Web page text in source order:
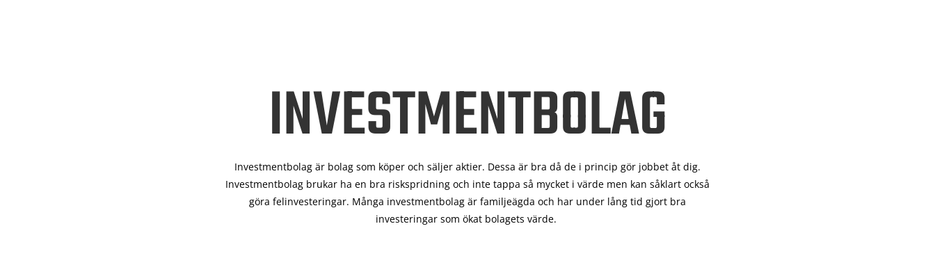
INVESTMENTBOLAG
Investmentbolag är bolag som köper och säljer aktier. Dessa är bra då de i princip gör jobbet åt dig.
Investmentbolag brukar ha en bra riskspridning och inte tappa så mycket i värde men kan såklart också
göra felinvesteringar. Många investmentbolag är familjeägda och har under lång tid gjort bra
investeringar som ökat bolagets värde.